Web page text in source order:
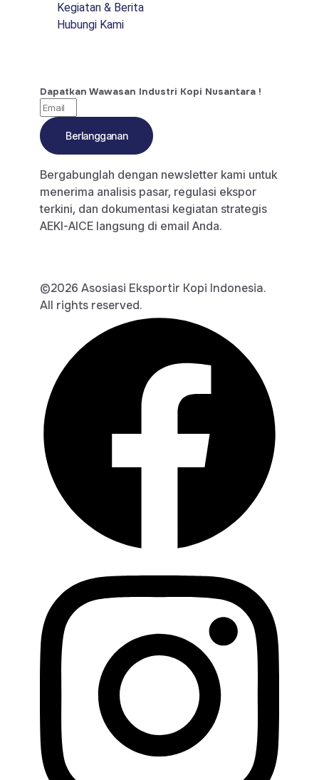
Kegiatan & Berita
Hubungi Kami
Dapatkan Wawasan Industri Kopi Nusantara !
Berlangganan
Bergabunglah dengan newsletter kami untuk
menerima analisis pasar, regulasi ekspor
terkini, dan dokumentasi kegiatan strategis
AEKI-AICE langsung di email Anda.
©2026 Asosiasi Eksportir Kopi Indonesia.
All rights reserved.